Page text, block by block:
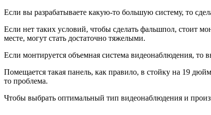
Если вы разрабатываете какую-то большую систему, то
Если нет таких условий, чтобы сделать фальшпол, стоит
месте, могут стать достаточно тяжелыми.
Если монтируется объемная система видеонаблюдения, то
Помещается такая панель, как правило, в стойку на 19
то проблема.
Чтобы выбрать оптимальный тип видеонаблюдения и